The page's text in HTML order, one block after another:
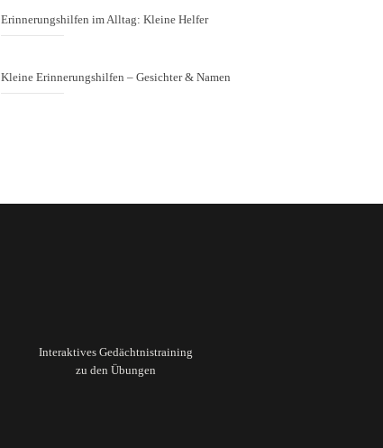
Erinnerungshilfen im Alltag: Kleine Helfer
Kleine Erinnerungshilfen – Gesichter & Namen
Interaktives Gedächtnistraining
zu den Übungen